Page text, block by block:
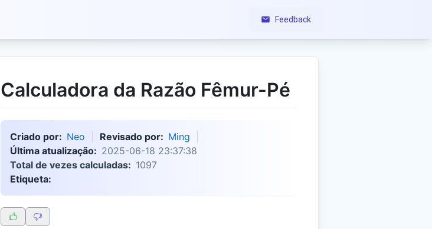
Feedback
Calculadora da Razão Fêmur-Pé
Criado por: Neo Revisado por: Ming
Última atualização: 2025-06-18 23:37:38
Total de vezes calculadas: 1097
Etiqueta: